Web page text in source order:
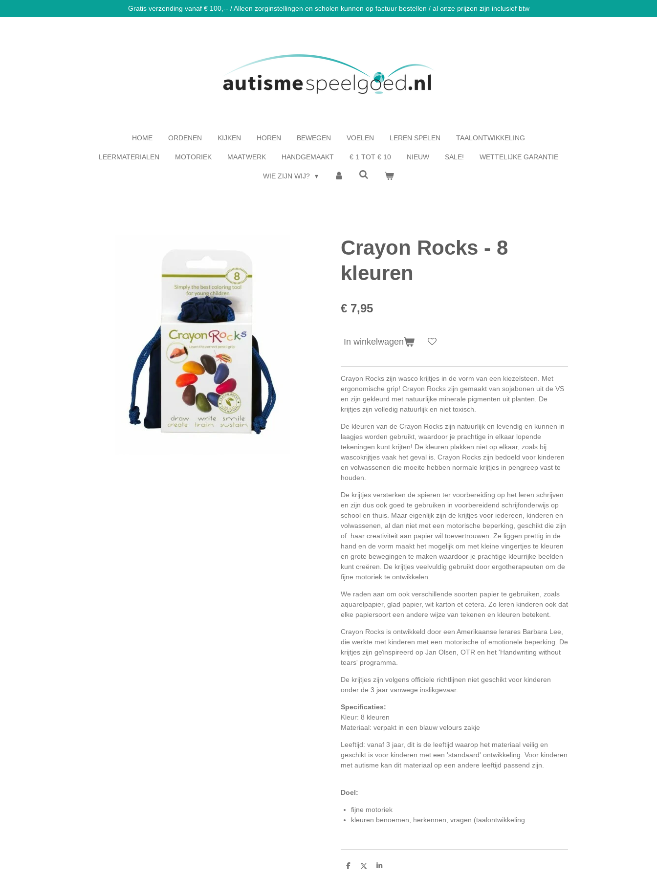
direct
Gratis verzending vanaf € 100,-- / Alleen zorginstellingen en scholen kunnen op factuur bestellen / al onze prijzen zijn inclusief btw
HOME ORDENEN KIJKEN HOREN BEWEGEN VOELEN LEREN SPELEN TAALONTWIKKELING
LEERMATERIALEN MOTORIEK MAATWERK HANDGEMAAKT € 1 TOT € 10 NIEUW SALE! WETTELIJKE GARANTIE
WIE ZIJN WIJ?
Crayon Rocks - 8
kleuren
€ 7,95
In winkelwagen
Crayon Rocks zijn wasco krijtjes in de vorm van een kiezelsteen. Met
ergonomische grip! Crayon Rocks zijn gemaakt van sojabonen uit de VS
en zijn gekleurd met natuurlijke minerale pigmenten uit planten. De
krijtjes zijn volledig natuurlijk en niet toxisch.
De kleuren van de Crayon Rocks zijn natuurlijk en levendig en kunnen in
laagjes worden gebruikt, waardoor je prachtige in elkaar lopende
tekeningen kunt krijten! De kleuren plakken niet op elkaar, zoals bij
wascokrijtjes vaak het geval is. Crayon Rocks zijn bedoeld voor kinderen
en volwassenen die moeite hebben normale krijtjes in pengreep vast te
houden.
De krijtjes versterken de spieren ter voorbereiding op het leren schrijven
en zijn dus ook goed te gebruiken in voorbereidend schrijfonderwijs op
school en thuis. Maar eigenlijk zijn de krijtjes voor iedereen, kinderen en
volwassenen, al dan niet met een motorische beperking, geschikt die zijn
of haar creativiteit aan papier wil toevertrouwen. Ze liggen prettig in de
hand en de vorm maakt het mogelijk om met kleine vingertjes te kleuren
en grote bewegingen te maken waardoor je prachtige kleurrijke beelden
kunt creëren. De krijtjes veelvuldig gebruikt door ergotherapeuten om de
fijne motoriek te ontwikkelen.
We raden aan om ook verschillende soorten papier te gebruiken, zoals
aquarelpapier, glad papier, wit karton et cetera. Zo leren kinderen ook dat
elke papiersoort een andere wijze van tekenen en kleuren betekent.
Crayon Rocks is ontwikkeld door een Amerikaanse lerares Barbara Lee,
die werkte met kinderen met een motorische of emotionele beperking. De
krijtjes zijn geïnspireerd op Jan Olsen, OTR en het 'Handwriting without
tears' programma.
De krijtjes zijn volgens officiele richtlijnen niet geschikt voor kinderen
onder de 3 jaar vanwege inslikgevaar.
Specificaties:
Kleur: 8 kleuren
Materiaal: verpakt in een blauw velours zakje
Leeftijd: vanaf 3 jaar, dit is de leeftijd waarop het materiaal veilig en
geschikt is voor kinderen met een 'standaard' ontwikkeling. Voor kinderen
met autisme kan dit materiaal op een andere leeftijd passend zijn.
Doel:
fijne motoriek
kleuren benoemen, herkennen, vragen (taalontwikkeling
D
D
S